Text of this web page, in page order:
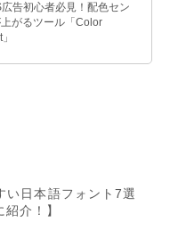
告初心者必見！配色セン
がるツール「Color
い日本語フォント7選
紹介！】